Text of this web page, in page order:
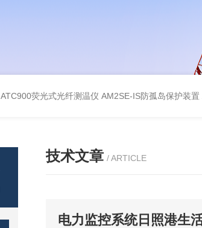
ATC900荧光式光纤测温仪 AM2SE-IS防孤岛保护装置
技术文章 / ARTICLE
电力监控系统日照港生